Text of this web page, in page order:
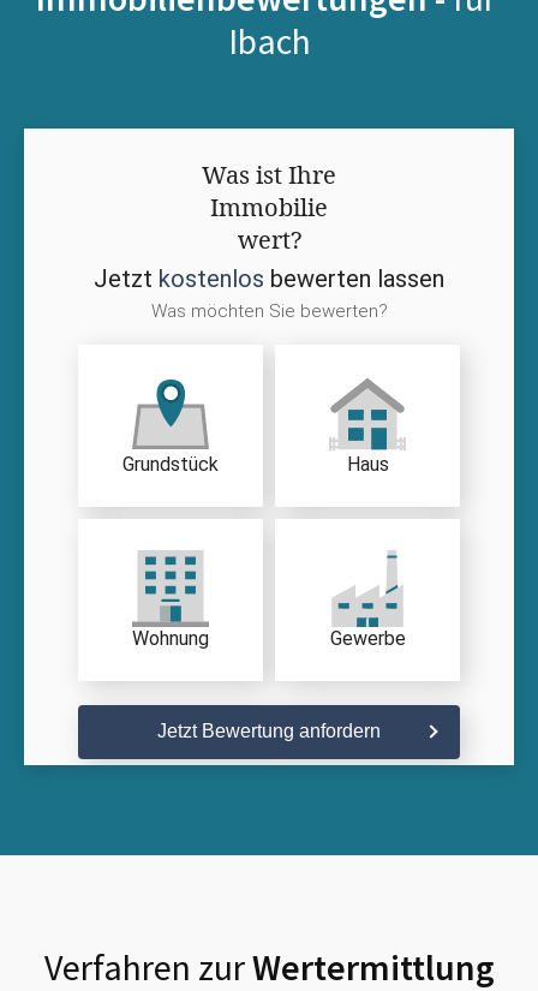
Ibach
Was ist Ihre
Immobilie
wert?
Jetzt kostenlos bewerten lassen
Was möchten Sie bewerten?
Grundstück Haus
Wohnung Gewerbe
Jetzt Bewertung anfordern
Verfahren zurWertermittlung